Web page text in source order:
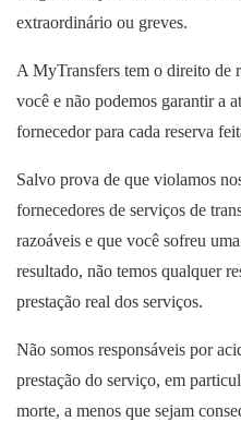
extraordinário ou greves.
A MyTransfers tem o direito de
você e não podemos garantir a
fornecedor para cada reserva
Salvo prova de que violamos
fornecedores de serviços de
razoáveis e que você sofreu
resultado, não temos qualquer
prestação real dos serviços.
Não somos responsáveis por
prestação do serviço, em
morte, a menos que sejam